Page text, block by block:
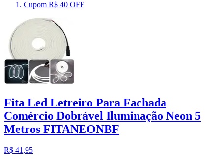
Cupom R$ 40 OFF
Fita Led Letreiro Para Fachada
Comércio Dobrável Iluminação Neon 5
Metros FITANEONBF
R$ 41,95